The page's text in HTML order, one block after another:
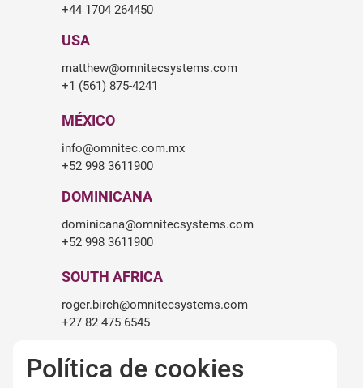
+44 1704 264450
USA
matthew@omnitecsystems.com
+1 (561) 875-4241
MÉXICO
info@omnitec.com.mx
+52 998 3611900
DOMINICANA
dominicana@omnitecsystems.com
+52 998 3611900
SOUTH AFRICA
roger.birch@omnitecsystems.com
+27 82 475 6545
Política de cookies